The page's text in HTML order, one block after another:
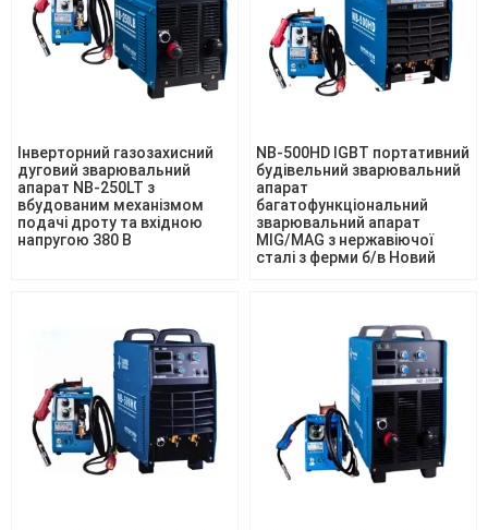
Інверторний газозахисний
дуговий зварювальний
апарат NB-250LT з
вбудованим механізмом
подачі дроту та вхідною
напругою 380 В
NB-500HD IGBT портативний
будівельний зварювальний
апарат
багатофункціональний
зварювальний апарат
MIG/MAG з нержавіючої
сталі з ферми б/в Новий